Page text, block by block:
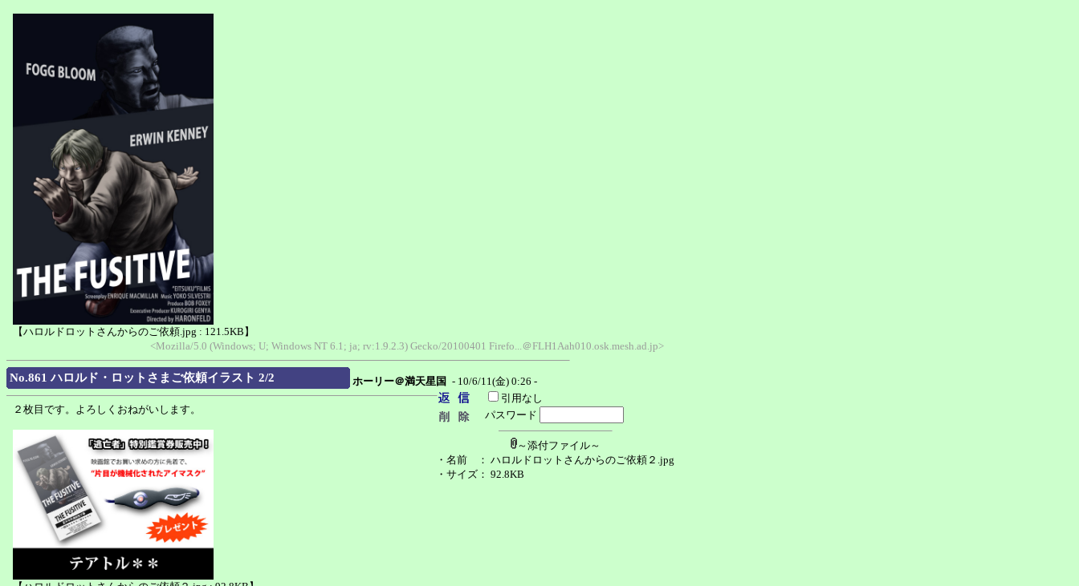
【ハロルドロットさんからのご依頼.jpg : 121.5KB】
<Mozilla/5.0 (Windows; U; Windows NT 6.1; ja; rv:1.9.2.3) Gecko/20100401 Firefo...＠FLH1Aah010.osk.mesh.ad.jp>
No.861 ハロルド・ロットさまご依頼イラスト 2/2 ホーリー＠満天星国 - 10/6/11(金) 0:26 -
引用なし
パスワード
～添付ファイル～
・名前
： ハロルドロットさんからのご依頼２.jpg
・サイズ ： 92.8KB
２枚目です。よろしくおねがいします。